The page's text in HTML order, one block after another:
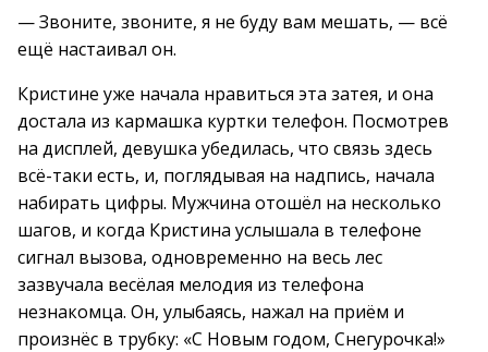
— Звоните, звоните, я не буду вам мешать, — всё
ещё настаивал он.
Кристине уже начала нравиться эта затея, и она
достала из кармашка куртки телефон. Посмотрев
на дисплей, девушка убедилась, что связь здесь
всё-таки есть, и, поглядывая на надпись, начала
набирать цифры. Мужчина отошёл на несколько
шагов, и когда Кристина услышала в телефоне
сигнал вызова, одновременно на весь лес
зазвучала весёлая мелодия из телефона
незнакомца. Он, улыбаясь, нажал на приём и
произнёс в трубку: «С Новым годом, Снегурочка!»